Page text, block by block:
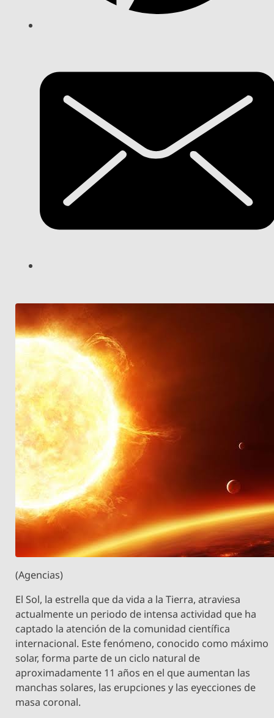
(Agencias)
El Sol, la estrella que da vida a la Tierra, atraviesa
actualmente un periodo de intensa actividad que ha
captado la atención de la comunidad científica
internacional. Este fenómeno, conocido como máximo
solar, forma parte de un ciclo natural de
aproximadamente 11 años en el que aumentan las
manchas solares, las erupciones y las eyecciones de
masa coronal.